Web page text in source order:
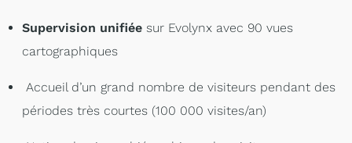
Supervision unifiée sur Evolynx avec 90 vues
cartographiques
Accueil d’un grand nombre de visiteurs pendant des
périodes très courtes (100 000 visites/an)